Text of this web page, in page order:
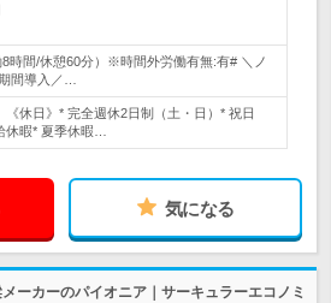
時間/休憩60分）※時間外労働有無:有# ＼ノ
間導入／…
《休日》* 完全週休2日制（土・日）* 祝日
休暇* 夏季休暇…
気になる
ーカーのパイオニア｜サーキュラーエコノミ